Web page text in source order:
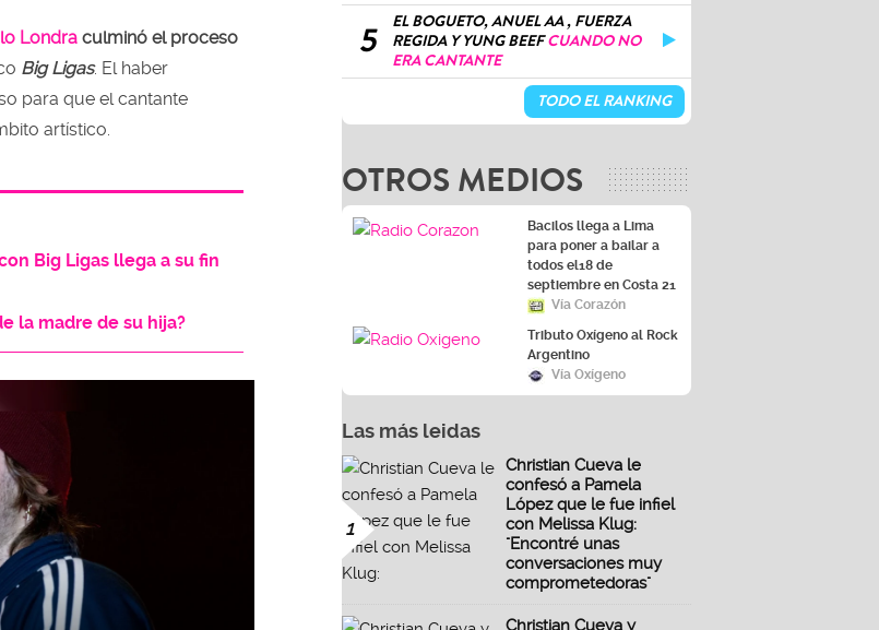
Londra culminó el proceso
Big Ligas. El haber
para que el cantante
artístico.
Big Ligas llega a su fin
la madre de su hija?
5
EL BOGUETO, ANUEL AA , FUERZA
REGIDA Y YUNG BEEFCUANDO NO
ERA CANTANTE
TODO EL RANKING
OTROS MEDIOS
Bacilos llega a Lima
para poner a bailar a
todos el18 de
septiembre en Costa 21
Vía Corazón
Tributo Oxígeno al Rock
Argentino
Vía Oxígeno
Las más leidas
1
Christian Cueva le
confesó a Pamela
López que le fue infiel
con Melissa Klug:
"Encontré unas
conversaciones muy
comprometedoras"
Christian Cueva y